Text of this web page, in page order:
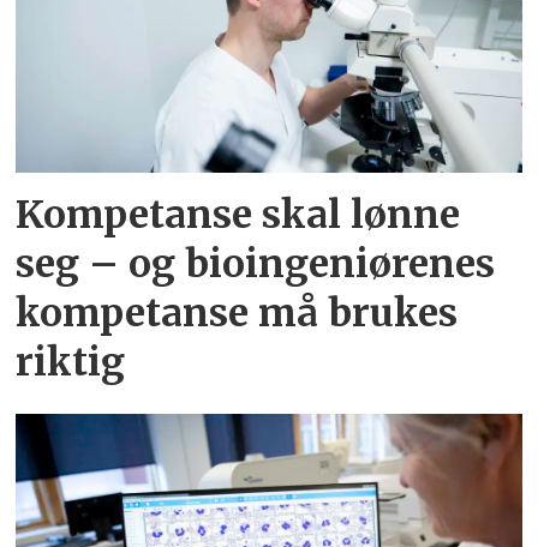
Kompetanse skal lønne
seg – og bioingeniørenes
kompetanse må brukes
riktig